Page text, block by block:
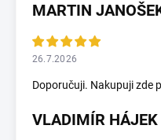
MARTIN
26.7.2026
Doporučuji. Nakupuji zde
VLADIMÍR